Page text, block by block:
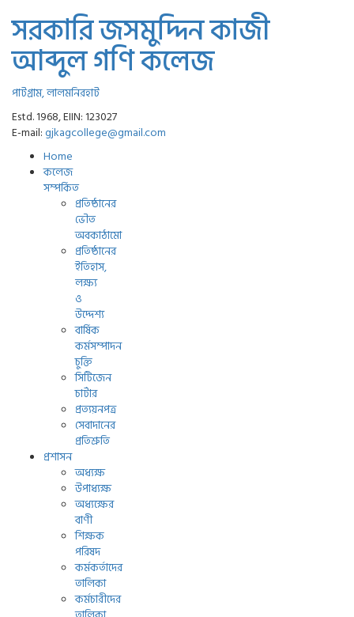
সরকারি জসমুদ্দিন কাজী
আব্দুল গণি কলেজ
পাটগ্রাম, লালমনিরহাট
Estd. 1968, EIIN: 123027
E-mail:gjkagcollege@gmail.com
Home
কলেজ
সম্পর্কিত
প্রতিষ্ঠানের
ভৌত
অবকাঠামো
প্রতিষ্ঠানের
ইতিহাস,
লক্ষ্য
ও
উদ্দেশ্য
বার্ষিক
কর্মসম্পাদন
চুক্তি
সিটিজেন
চার্টার
প্রত্যয়নপত্র
সেবাদানের
প্রতিশ্রুতি
প্রশাসন
অধ্যক্ষ
উপাধ্যক্ষ
অধ্যক্ষের
বাণী
শিক্ষক
পরিষদ
কর্মকর্তাদের
তালিকা
কর্মচারীদের